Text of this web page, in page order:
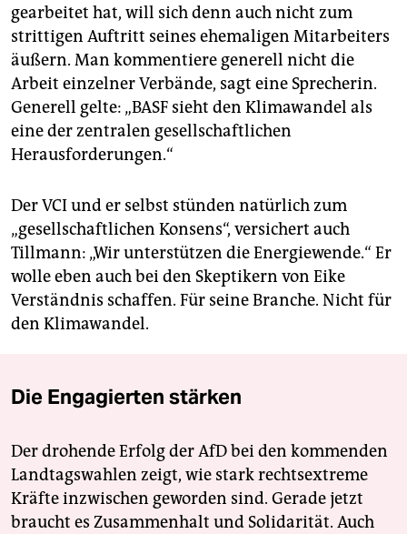
gearbeitet hat, will sich denn auch nicht zum
strittigen Auftritt seines ehemaligen Mitarbeiters
äußern. Man kommentiere generell nicht die
Arbeit einzelner Verbände, sagt eine Sprecherin.
Generell gelte: „BASF sieht den Klimawandel als
eine der zentralen gesellschaftlichen
Herausforderungen.“
Der VCI und er selbst stünden natürlich zum
„gesellschaftlichen Konsens“, versichert auch
Tillmann: „Wir unterstützen die Energiewende.“ Er
wolle eben auch bei den Skeptikern von Eike
Verständnis schaffen. Für seine Branche. Nicht für
den Klimawandel.
Die Engagierten stärken
Der drohende Erfolg der AfD bei den kommenden
Landtagswahlen zeigt, wie stark rechtsextreme
Kräfte inzwischen geworden sind. Gerade jetzt
braucht es Zusammenhalt und Solidarität. Auch